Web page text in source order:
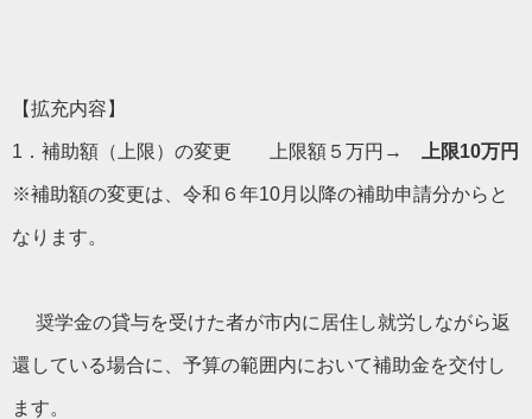
【拡充内容】
1．補助額（上限）の変更 上限額５万円→ 上限10万円
※補助額の変更は、令和６年10月以降の補助申請分からと
なります。
奨学金の貸与を受けた者が市内に居住し就労しながら返
還している場合に、予算の範囲内において補助金を交付し
ます。